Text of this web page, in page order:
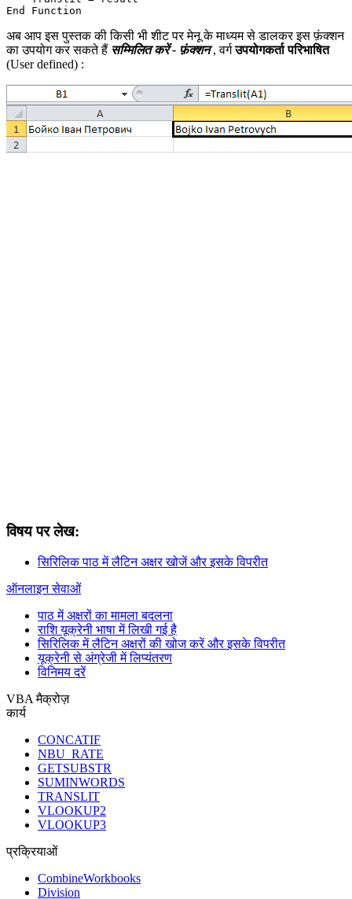
अब आप इस पुस्तक की किसी भी शीट पर मेनू के माध्यम से डालकर इस फ़ंक्शन
का उपयोग कर सकते हैं सम्मिलित करें - फ़ंक्शन, वर्गउपयोगकर्ता परिभाषित
(User defined) :
विषय पर लेख:
सिरिलिक पाठ में लैटिन अक्षर खोजें और इसके विपरीत
ऑनलाइन सेवाओं
पाठ में अक्षरों का मामला बदलना
राशि यूक्रेनी भाषा में लिखी गई है
सिरिलिक में लैटिन अक्षरों की खोज करें और इसके विपरीत
यूक्रेनी से अंग्रेजी में लिप्यंतरण
विनिमय दरें
VBA मैक्रोज़
कार्य
CONCATIF
NBU_RATE
GETSUBSTR
SUMINWORDS
TRANSLIT
VLOOKUP2
VLOOKUP3
प्रक्रियाओं
CombineWorkbooks
Division